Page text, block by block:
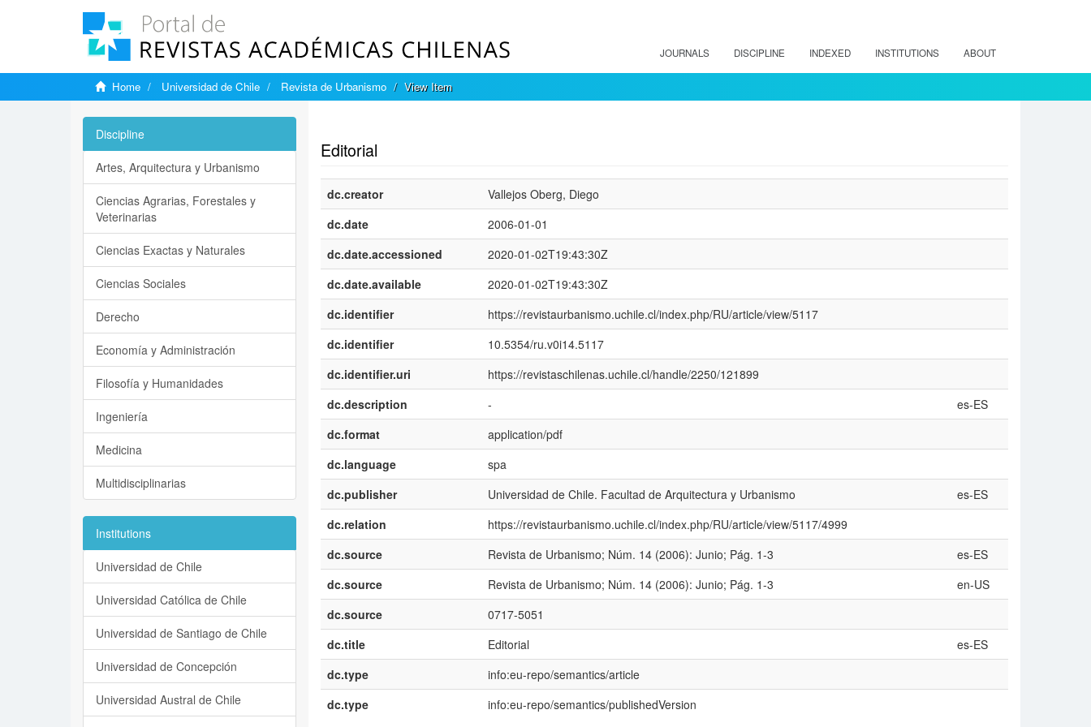
JOURNALS DISCIPLINE INDEXED INSTITUTIONS ABOUT
Home Universidad de Chile Revista de Urbanismo View Item
Editorial
dc.creator
Vallejos Oberg, Diego
dc.date
2006-01-01
dc.date.accessioned
2020-01-02T19:43:30Z
dc.date.available
2020-01-02T19:43:30Z
dc.identifier
https://revistaurbanismo.uchile.cl/index.php/RU/article/view/5117
dc.identifier
10.5354/ru.v0i14.5117
dc.identifier.uri
https://revistaschilenas.uchile.cl/handle/2250/121899
dc.description
-
es-ES
dc.format
application/pdf
dc.language
spa
dc.publisher
Universidad de Chile. Facultad de Arquitectura y Urbanismo
es-ES
dc.relation
https://revistaurbanismo.uchile.cl/index.php/RU/article/view/5117/4999
dc.source
Revista de Urbanismo; Núm. 14 (2006): Junio; Pág. 1-3
es-ES
dc.source
Revista de Urbanismo; Núm. 14 (2006): Junio; Pág. 1-3
en-US
dc.source
0717-5051
dc.title
Editorial
es-ES
dc.type
info:eu-repo/semantics/article
dc.type
info:eu-repo/semantics/publishedVersion
Discipline
Artes, Arquitectura y Urbanismo
Ciencias Agrarias, Forestales y
Veterinarias
Ciencias Exactas y Naturales
Ciencias Sociales
Derecho
Economía y Administración
Filosofía y Humanidades
Ingeniería
Medicina
Multidisciplinarias
Institutions
Universidad de Chile
Universidad Católica de Chile
Universidad de Santiago de Chile
Universidad de Concepción
Universidad Austral de Chile